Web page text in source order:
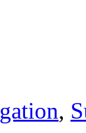
,